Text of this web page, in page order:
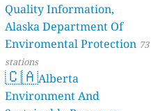
Quality Information,
Alaska Department Of
Enviromental Protection 73
stations
🇨🇦Alberta
Environment And